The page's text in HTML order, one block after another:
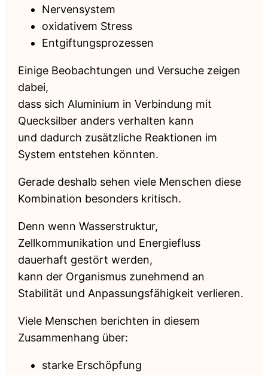
Nervensystem
oxidativem Stress
Entgiftungsprozessen
Einige Beobachtungen und Versuche zeigen
dabei,
dass sich Aluminium in Verbindung mit
Quecksilber anders verhalten kann
und dadurch zusätzliche Reaktionen im
System entstehen könnten.
Gerade deshalb sehen viele Menschen diese
Kombination besonders kritisch.
Denn wenn Wasserstruktur,
Zellkommunikation und Energiefluss
dauerhaft gestört werden,
kann der Organismus zunehmend an
Stabilität und Anpassungsfähigkeit verlieren.
Viele Menschen berichten in diesem
Zusammenhang über:
starke Erschöpfung